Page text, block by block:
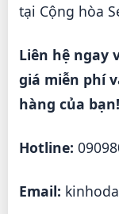
tại Cộng hòa
Liên hệ ngay
giá miễn phí
hàng của bạn!
Hotline:
Email: